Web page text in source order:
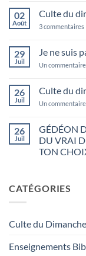
Psaumes
En
levez-
matin
02
Août
Culte du
3 commentaires
29
Juil
Je ne suis
Un commentaire
26
Juil
Culte du
Un commentaire
26
Juil
GÉDÉON
DU VRAI
TON
GÉDÉON
DE
L’ADORATION
DIEU
CATÉGORIES
Culte du Dimanche
Enseignements